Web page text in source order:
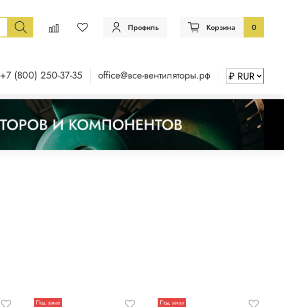
Профиль Корзина 0
+7 (800) 250-37-35 office@все-вентиляторы.рф
Под заказ Под заказ